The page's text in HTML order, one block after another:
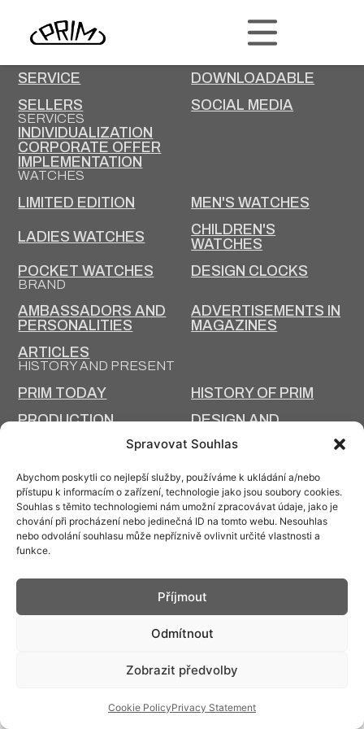
Spravovat Souhlas
Abychom poskytli co nejlepší služby, používáme k ukládání a/nebo
přístupu k informacím o zařízení, technologie jako jsou soubory cookies.
Souhlas s těmito technologiemi nám umožní zpracovávat údaje, jako je
chování při procházení nebo jedinečná ID na tomto webu. Nesouhlas
nebo odvolání souhlasu může nepříznivě ovlivnit určité vlastnosti a
funkce.
Příjmout
Odmítnout
Zobrazit předvolby
Cookie PolicyPrivacy Statement
PRIM
CAREER AT PRIM
SERVICE
DOWNLOADABLE
SELLERS
SOCIAL MEDIA
SERVICES
INDIVIDUALIZATION
CORPORATE OFFER
IMPLEMENTATION
WATCHES
LIMITED EDITION MEN'S WATCHES
LADIES WATCHES
CHILDREN'S
WATCHES
POCKET WATCHES
DESIGN CLOCKS
BRAND
AMBASSADORS AND
PERSONALITIES
ADVERTISEMENTS IN
MAGAZINES
ARTICLES
HISTORY AND PRESENT
PRIM TODAY
HISTORY OF PRIM
PRODUCTION
DESIGN AND
Contact: info@prim.cz
© PRIM2026